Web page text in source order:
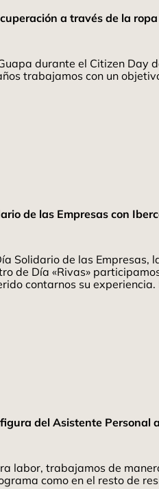
a través de la ropa
durante el Citizen
trabajamos con un
de las Empresas con
Solidario de las
de Día «Rivas»
contarnos su experiencia.
del Asistente Personal
labor, trabajamos de
como en el resto de